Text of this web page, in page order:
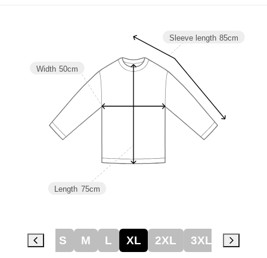
Sleeve length 85cm
Length 75cm
Width 50cm
S M L XL 2XL 3XL 4XL